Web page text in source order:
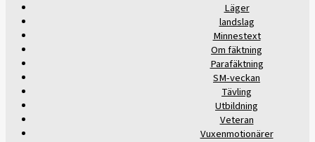
Läger
landslag
Minnestext
Om fäktning
Parafäktning
SM-veckan
Tävling
Utbildning
Veteran
Vuxenmotionärer